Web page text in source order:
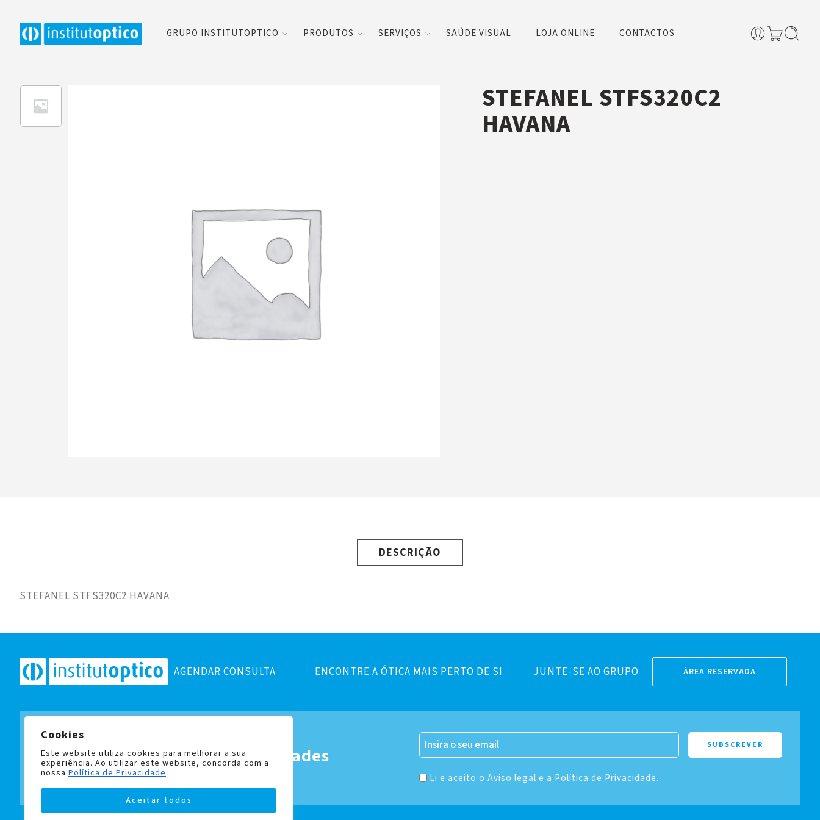
Cookies
Este website utiliza cookies para melhorar a sua
experiência. Ao utilizar este website, concorda com a
nossa Política de Privacidade.
Aceitar todos
GRUPO INSTITUTOPTICO PRODUTOS SERVIÇOS SAÚDE VISUAL LOJA ONLINE CONTACTOS
STEFANEL STFS320C2
HAVANA
DESCRIÇÃO
STEFANEL STFS320C2 HAVANA
AGENDAR CONSULTA ENCONTRE A ÓTICA MAIS PERTO DE SI JUNTE-SE AO GRUPO ÁREA RESERVADA
Subscreva a nossa newsletter
e fique a par de todas as novidades
Li e aceito o Aviso legal e a Política de Privacidade.